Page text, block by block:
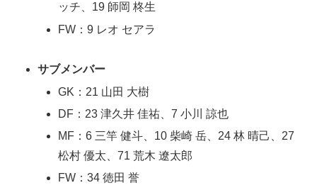
ッチ、19 師岡 柊生
FW：9 レオ セアラ
サブメンバー
GK：21 山田 大樹
DF：23 津久井 佳祐、7 小川 諒也
MF：6 三竿 健斗、10 柴崎 岳、24 林 晴己、27
松村 優太、71 荒木 遼太郎
FW：34 徳田 誉